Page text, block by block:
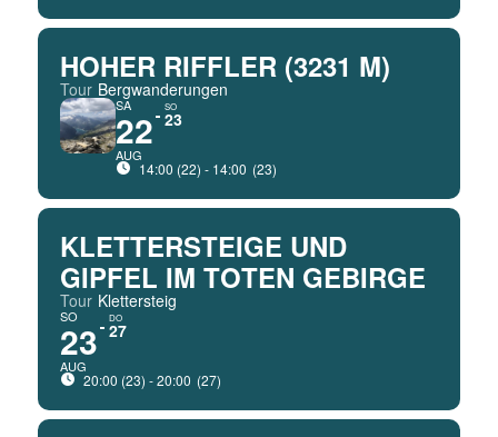
HOHER RIFFLER (3231 M)
Tour Bergwanderungen
SA
22
AUG
SO
23
14:00 (22) - 14:00 (23)
KLETTERSTEIGE UND
GIPFEL IM TOTEN GEBIRGE
Tour Klettersteig
SO
23
AUG
DO
27
20:00 (23) - 20:00 (27)